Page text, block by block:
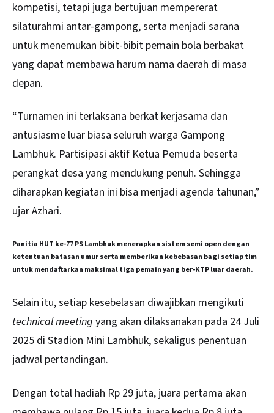
kompetisi, tetapi juga bertujuan mempererat
silaturahmi antar-gampong, serta menjadi sarana
untuk menemukan bibit-bibit pemain bola berbakat
yang dapat membawa harum nama daerah di masa
depan.
“Turnamen ini terlaksana berkat kerjasama dan
antusiasme luar biasa seluruh warga Gampong
Lambhuk. Partisipasi aktif Ketua Pemuda beserta
perangkat desa yang mendukung penuh. Sehingga
diharapkan kegiatan ini bisa menjadi agenda tahunan,”
ujar Azhari.
Panitia HUT ke-77 PS Lambhuk menerapkan sistem semi open dengan
ketentuan batasan umur serta memberikan kebebasan bagi setiap tim
untuk mendaftarkan maksimal tiga pemain yang ber-KTP luar daerah.
Selain itu, setiap kesebelasan diwajibkan mengikuti
technical meeting yang akan dilaksanakan pada 24 Juli
2025 di Stadion Mini Lambhuk, sekaligus penentuan
jadwal pertandingan.
Dengan total hadiah Rp 29 juta, juara pertama akan